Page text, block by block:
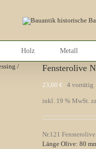
Holz Metall
Fensterolive
23,00 € 4 vorrätig
inkl. 19 % MwSt.
Nr.121
Länge Olive: 80